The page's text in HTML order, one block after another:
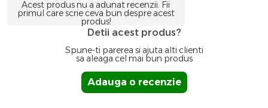
Acest produs nu a adunat recenzii. Fii
primul care scrie ceva bun despre acest
produs!
Detii acest produs?
Spune-ti parerea si ajuta alti clienti
sa aleaga cel mai bun produs
Adauga o recenzie